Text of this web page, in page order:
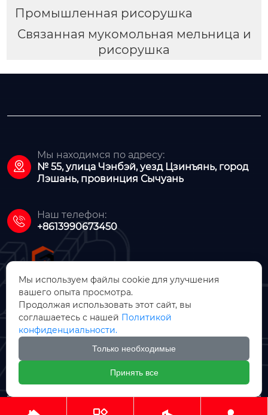
Промышленная рисорушка
Связанная мукомольная мельница и
рисорушка

Мы находимся по адресу:
№ 55, улица Чэнбэй, уезд Цзинъянь, город
Лэшань, провинция Сычуань

Наш телефон:
+8613990673450
ООО Цзинъянь Чжунсинь
Машинное Производство

Мы используем файлы cookie для улучшения
вашего опыта просмотра.
Продолжая использовать этот сайт, вы
соглашаетесь с нашей Политикой
конфиденциальности.
Только необходимые
Принять все